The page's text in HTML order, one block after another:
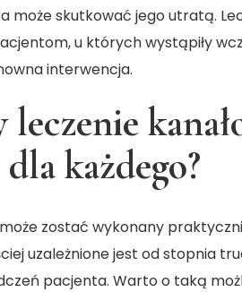
może skutkować jego utratą.
u których wystąpiły
interwencja.
leczenie
każdego?
zostać wykonany
uzależnione jest od stopnia
pacjenta. Warto o taką